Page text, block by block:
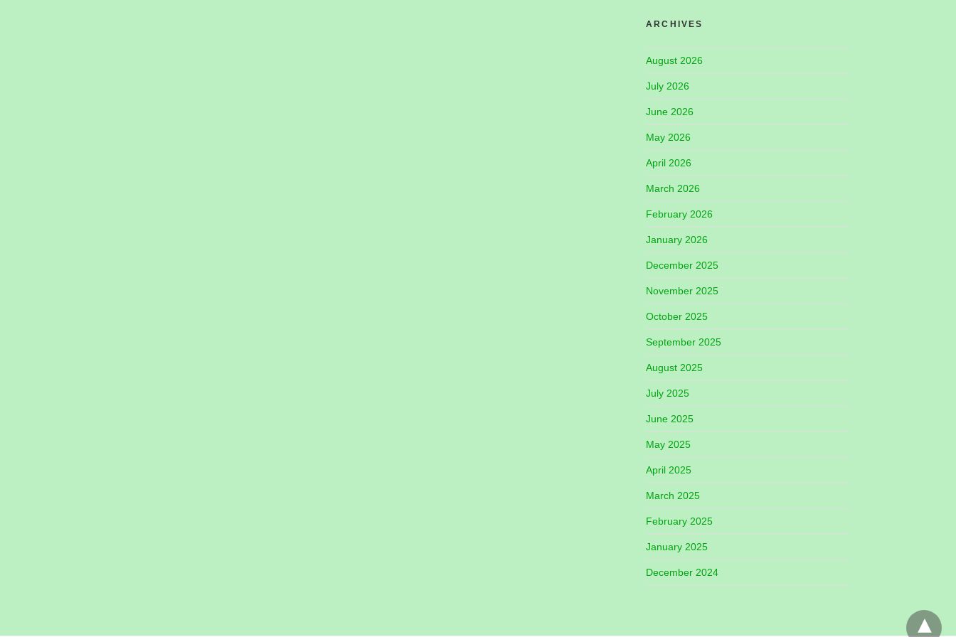
ARCHIVES
August 2026
July 2026
June 2026
May 2026
April 2026
March 2026
February 2026
January 2026
December 2025
November 2025
October 2025
September 2025
August 2025
July 2025
June 2025
May 2025
April 2025
March 2025
February 2025
January 2025
December 2024